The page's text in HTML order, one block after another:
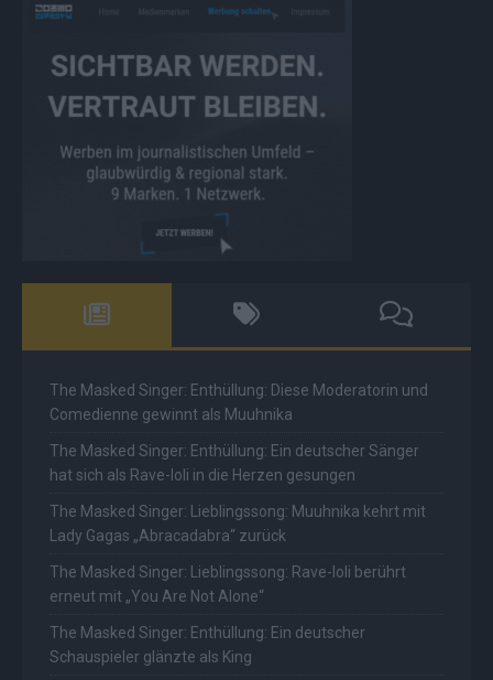
The Masked Singer: Enthüllung: Diese Moderatorin und
Comedienne gewinnt als Muuhnika
The Masked Singer: Enthüllung: Ein deutscher Sänger
hat sich als Rave-Ioli in die Herzen gesungen
The Masked Singer: Lieblingssong: Muuhnika kehrt mit
Lady Gagas „Abracadabra“ zurück
The Masked Singer: Lieblingssong: Rave-Ioli berührt
erneut mit „You Are Not Alone“
The Masked Singer: Enthüllung: Ein deutscher
Schauspieler glänzte als King